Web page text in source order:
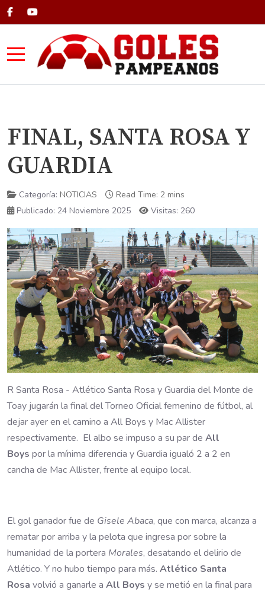
Mobile Menu Toggle
FINAL, SANTA ROSA Y
GUARDIA
Categoría: NOTICIAS
Read Time: 2 mins
Publicado: 24 Noviembre 2025
Visitas: 260
R Santa Rosa - Atlético Santa Rosa y Guardia del Monte de
Toay jugarán la final del Torneo Oficial femenino de fútbol, al
dejar ayer en el camino a All Boys y Mac Allister
respectivamente. El albo se impuso a su par de All
Boys por la mínima diferencia y Guardia igualó 2 a 2 en
cancha de Mac Allister, frente al equipo local.
El gol ganador fue de Gisele Abaca, que con marca, alcanza a
rematar por arriba y la pelota que ingresa por sobre la
humanidad de la portera Morales, desatando el delirio de
Atlético. Y no hubo tiempo para más. Atlético Santa
Rosa volvió a ganarle a All Boys y se metió en la final para